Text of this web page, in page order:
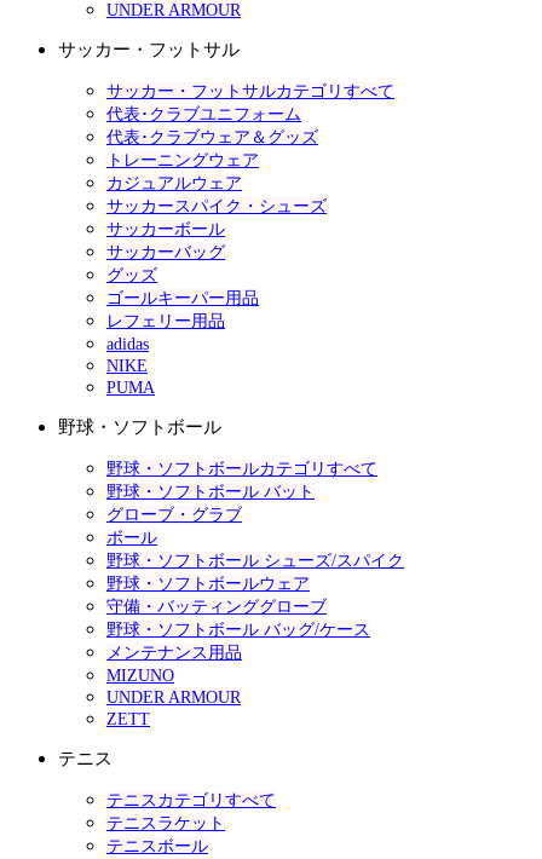
UNDER ARMOUR
サッカー・フットサル
サッカー・フットサルカテゴリすべて
代表･クラブユニフォーム
代表･クラブウェア＆グッズ
トレーニングウェア
カジュアルウェア
サッカースパイク・シューズ
サッカーボール
サッカーバッグ
グッズ
ゴールキーパー用品
レフェリー用品
adidas
NIKE
PUMA
野球・ソフトボール
野球・ソフトボールカテゴリすべて
野球・ソフトボール バット
グローブ・グラブ
ボール
野球・ソフトボール シューズ/スパイク
野球・ソフトボールウェア
守備・バッティンググローブ
野球・ソフトボール バッグ/ケース
メンテナンス用品
MIZUNO
UNDER ARMOUR
ZETT
テニス
テニスカテゴリすべて
テニスラケット
テニスボール